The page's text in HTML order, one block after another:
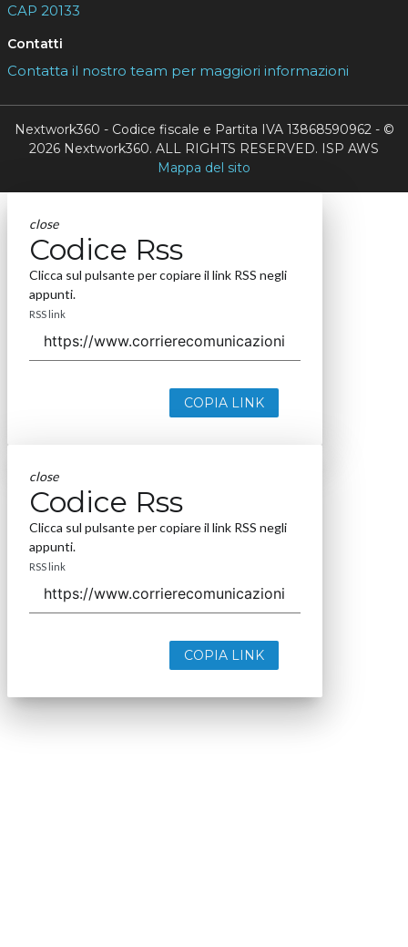
CAP 20133
Contatti
Contatta il nostro team per maggiori informazioni
Nextwork360 - Codice fiscale e Partita IVA 13868590962 - ©
2026 Nextwork360. ALL RIGHTS RESERVED. ISP AWS
Mappa del sito
close
Codice Rss
Clicca sul pulsante per copiare il link RSS negli
appunti.
RSS link
COPIA LINK
close
Codice Rss
Clicca sul pulsante per copiare il link RSS negli
appunti.
RSS link
COPIA LINK